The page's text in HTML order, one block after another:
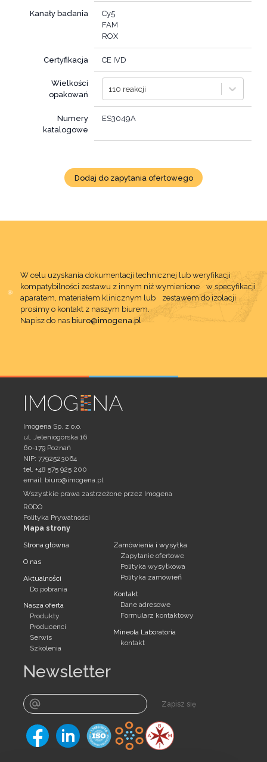
Kanały badania
Cy5
FAM
ROX
Certyfikacja CE IVD
Wielkości
opakowań
110 reakcji
Numery
katalogowe
ES3049A
Dodaj do zapytania ofertowego
W celu uzyskania dokumentacji technicznej lub weryfikacji
kompatybilności zestawu z innym niż wymienione w specyfikacji
aparatem, materiałem klinicznym lub zestawem do izolacji
prosimy o kontakt z naszym biurem.
Napisz do nas biuro@imogena.pl
Imogena Sp. z o.o.
ul. Jeleniogórska 16
60-179 Poznań
NIP: 7792523064
tel. +48 575 925 200
email: biuro@imogena.pl
Wszystkie prawa zastrzeżone przez Imogena
RODO
Polityka Prywatności
Mapa strony
Strona główna
O nas
Aktualności
Do pobrania
Nasza oferta
Produkty
Producenci
Serwis
Szkolenia
Zamówienia i wysyłka
Zapytanie ofertowe
Polityka wysyłkowa
Polityka zamówień
Kontakt
Dane adresowe
Formularz kontaktowy
Mineola Laboratoria
kontakt
Newsletter
Zapisz się